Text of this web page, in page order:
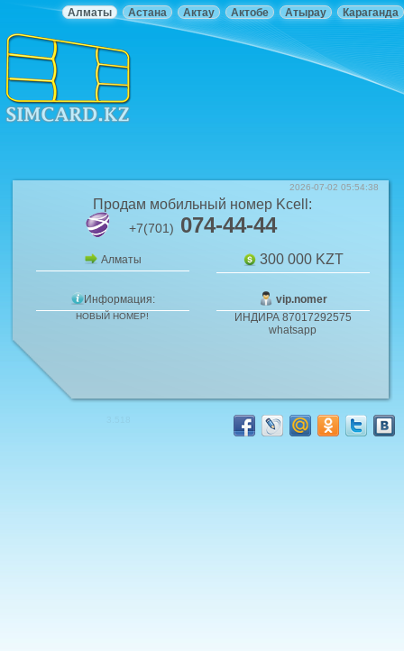
Караганда
Атырау
Актобе
Актау
Астана
Алматы
2026-07-02 05:54:38
Продам мобильный номер Kcell :
+7(701) 074-44-44
Алматы 300 000 KZT
Информация: vip.nomer
НОВЫЙ НОМЕР!
ИНДИРА 87017292575
whatsapp